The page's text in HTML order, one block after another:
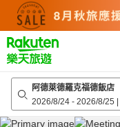
top
page
阿德萊德羅克福德飯店
2026/8/24 - 2026/8/25 |